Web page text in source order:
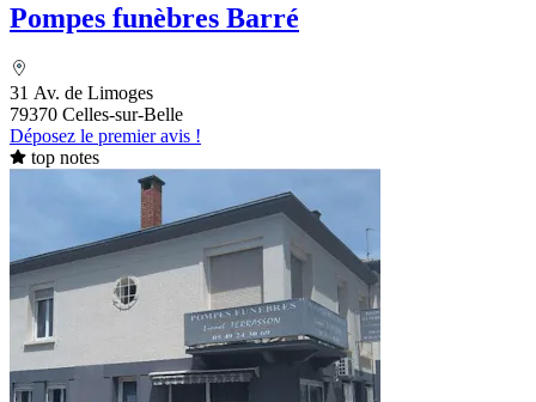
Pompes funèbres Barré
31 Av. de Limoges
79370 Celles-sur-Belle
Déposez le premier avis !
top notes